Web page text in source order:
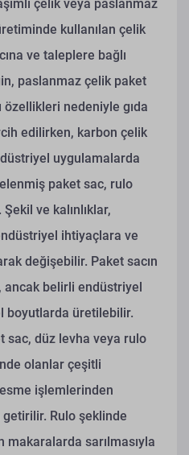
çelik veya paslanmaz
kullanılan çelik
ve taleplere bağlı
paslanmaz çelik paket
özellikleri nedeniyle gıda
edilirken, karbon çelik
uygulamalarda
paket sac, rulo
ve kalınlıklar,
ihtiyaçlara ve
değişebilir. Paket sacın
ancak belirli endüstriyel
boyutlarda üretilebilir.
sac, düz levha veya rulo
olanlar çeşitli
işlemlerinden
Rulo şeklinde
sarılmasıyla